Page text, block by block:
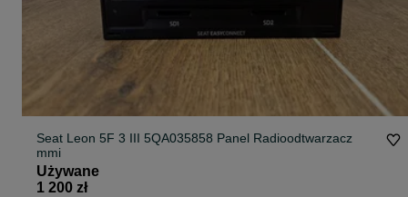
Seat Leon 5F 3 III 5QA035858 Panel Radioodtwarzacz
mmi
Używane
1 200 zł